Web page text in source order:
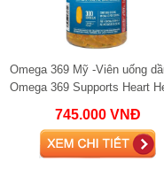
Omega 369 Mỹ -Viên uống
Omega 369 Supports Heart
745.000 VNĐ